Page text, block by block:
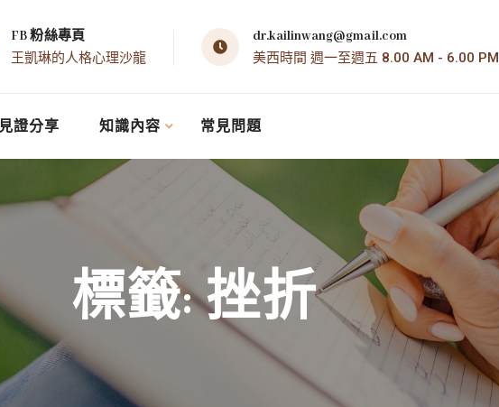
FB 粉絲專頁
王凱琳的人格心理沙龍
dr.kailinwang@gmail.com
美西時間 週一至週五 8.00 AM - 6.00 PM
見證分享 知識內容 常見問題
標籤:挫折